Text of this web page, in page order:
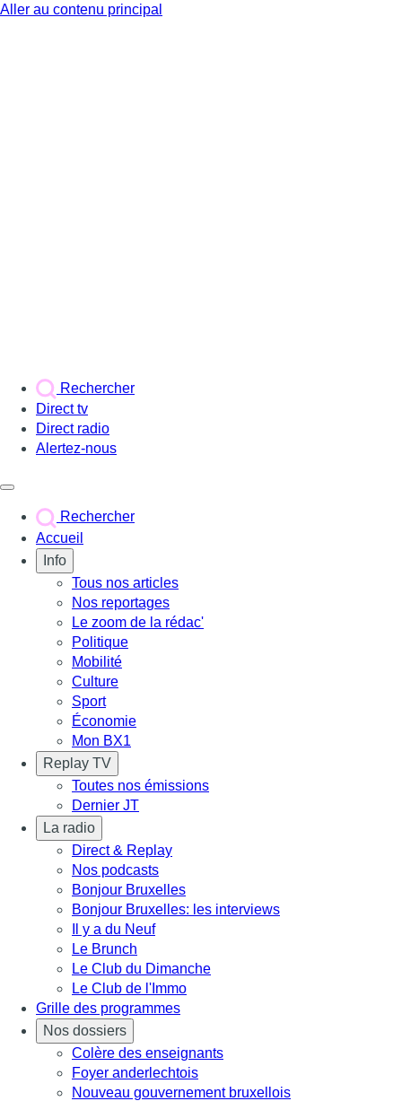
Aller au contenu principal
Rechercher
Direct tv
Direct radio
Alertez-nous
Rechercher
Accueil
Info
Tous nos articles
Nos reportages
Le zoom de la rédac'
Politique
Mobilité
Culture
Sport
Économie
Mon BX1
Replay TV
Toutes nos émissions
Dernier JT
La radio
Direct & Replay
Nos podcasts
Bonjour Bruxelles
Bonjour Bruxelles: les interviews
Il y a du Neuf
Le Brunch
Le Club du Dimanche
Le Club de l'Immo
Grille des programmes
Nos dossiers
Colère des enseignants
Foyer anderlechtois
Nouveau gouvernement bruxellois